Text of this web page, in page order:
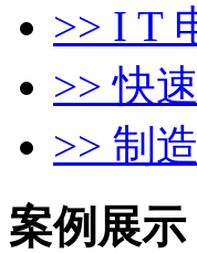
>> I T
>> 快
>> 制
案例展示